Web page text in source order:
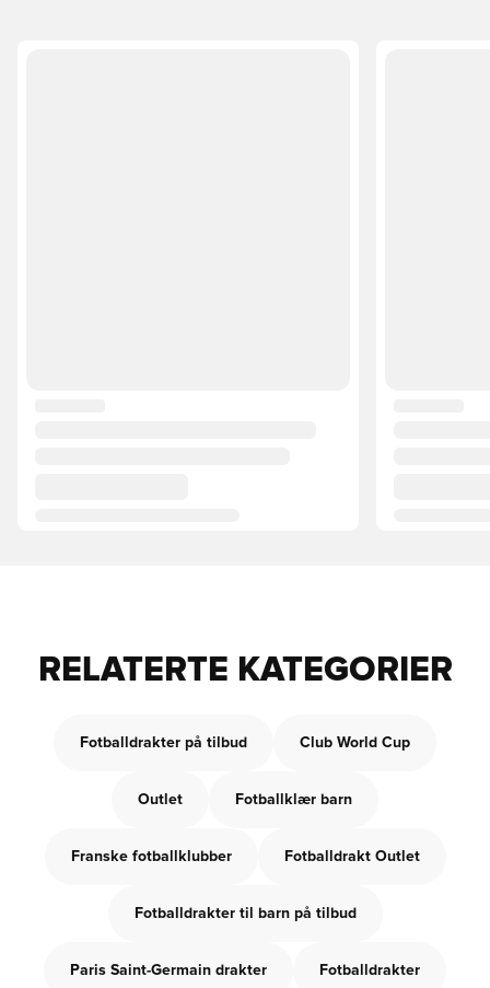
RELATERTE KATEGORIER
Fotballdrakter på tilbud Club World Cup
Outlet Fotballklær barn
Franske fotballklubber Fotballdrakt Outlet
Fotballdrakter til barn på tilbud
Paris Saint-Germain drakter Fotballdrakter